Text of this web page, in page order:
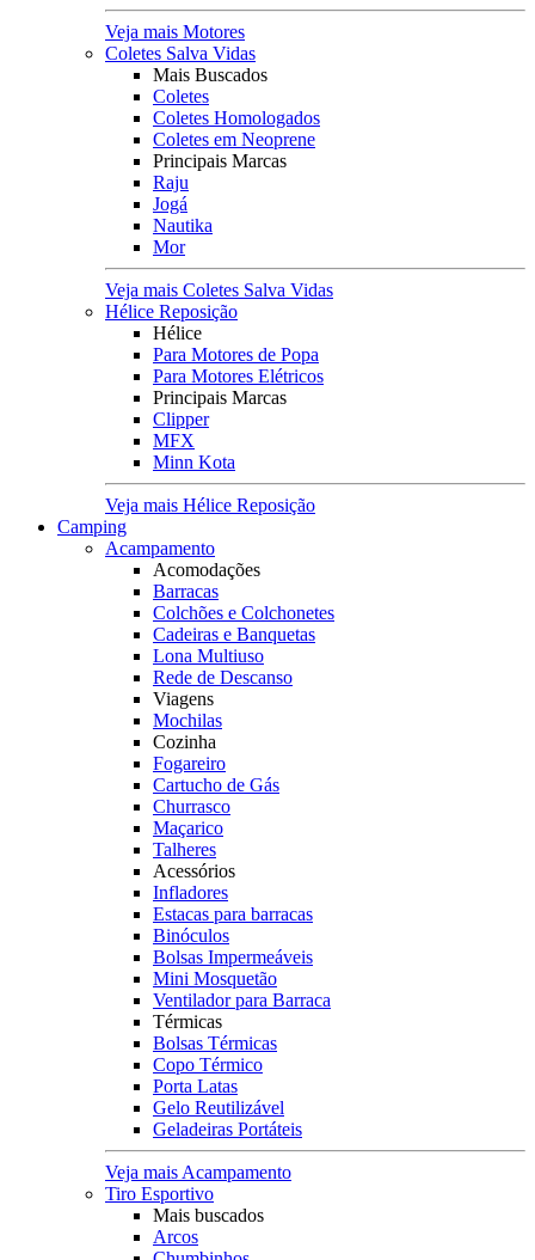
Veja mais Motores
Coletes Salva Vidas
Mais Buscados
Coletes
Coletes Homologados
Coletes em Neoprene
Principais Marcas
Raju
Jogá
Nautika
Mor
Veja mais Coletes Salva Vidas
Hélice Reposição
Hélice
Para Motores de Popa
Para Motores Elétricos
Principais Marcas
Clipper
MFX
Minn Kota
Veja mais Hélice Reposição
Camping
Acampamento
Acomodações
Barracas
Colchões e Colchonetes
Cadeiras e Banquetas
Lona Multiuso
Rede de Descanso
Viagens
Mochilas
Cozinha
Fogareiro
Cartucho de Gás
Churrasco
Maçarico
Talheres
Acessórios
Infladores
Estacas para barracas
Binóculos
Bolsas Impermeáveis
Mini Mosquetão
Ventilador para Barraca
Térmicas
Bolsas Térmicas
Copo Térmico
Porta Latas
Gelo Reutilizável
Geladeiras Portáteis
Veja mais Acampamento
Tiro Esportivo
Mais buscados
Arcos